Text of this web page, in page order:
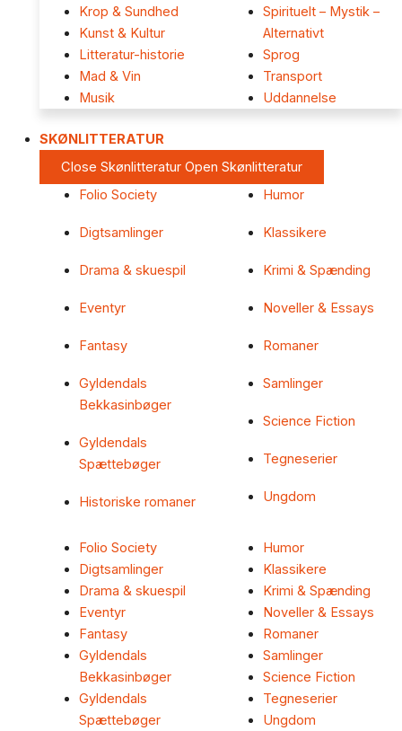
Krop & Sundhed
Kunst & Kultur
Litteratur-historie
Mad & Vin
Musik
Spirituelt – Mystik –
Alternativt
Sprog
Transport
Uddannelse
SKØNLITTERATUR
Close Skønlitteratur Open Skønlitteratur
Folio Society
Digtsamlinger
Drama & skuespil
Eventyr
Fantasy
Gyldendals
Bekkasinbøger
Gyldendals
Spættebøger
Historiske romaner
Humor
Klassikere
Krimi & Spænding
Noveller & Essays
Romaner
Samlinger
Science Fiction
Tegneserier
Ungdom
Folio Society
Digtsamlinger
Drama & skuespil
Eventyr
Fantasy
Gyldendals
Bekkasinbøger
Gyldendals
Spættebøger
Humor
Klassikere
Krimi & Spænding
Noveller & Essays
Romaner
Samlinger
Science Fiction
Tegneserier
Ungdom